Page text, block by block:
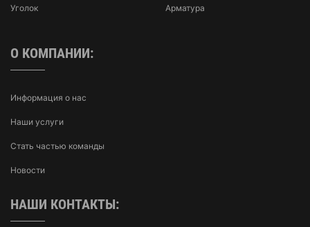
Уголок Арматура
О КОМПАНИИ:
Информация о нас
Наши услуги
Стать частью команды
Новости
НАШИ КОНТАКТЫ: